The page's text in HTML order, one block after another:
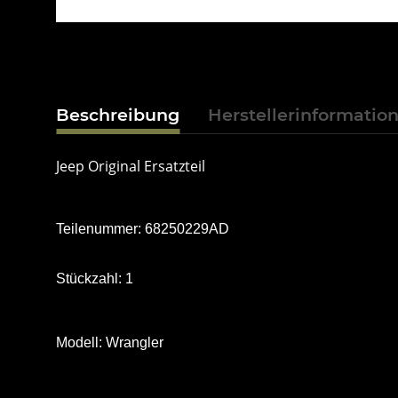
Beschreibung Herstellerinformation
Jeep Original Ersatzteil
Teilenummer: 68250229AD
Stückzahl: 1
Modell: Wrangler